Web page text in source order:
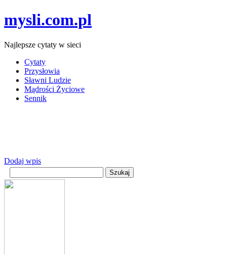
mysli.com.pl
Najlepsze cytaty w sieci
Cytaty
Przysłowia
Sławni Ludzie
Mądrości Życiowe
Sennik
Dodaj wpis